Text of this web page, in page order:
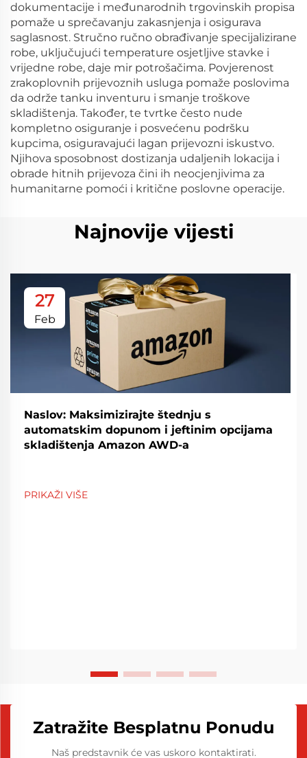
dokumentacije i međunarodnih trgovinskih propisa
pomaže u sprečavanju zakasnjenja i osigurava
saglasnost. Stručno ručno obrađivanje specijalizirane
robe, uključujući temperature osjetljive stavke i
vrijedne robe, daje mir potrošačima. Povjerenost
zrakoplovnih prijevoznih usluga pomaže poslovima
da održe tanku inventuru i smanje troškove
skladištenja. Također, te tvrtke često nude
kompletno osiguranje i posvećenu podršku
kupcima, osiguravajući lagan prijevozni iskustvo.
Njihova sposobnost dostizanja udaljenih lokacija i
obrade hitnih prijevoza čini ih neocjenjivima za
humanitarne pomoći i kritične poslovne operacije.
Najnovije vijesti
27
Feb
Naslov: Maksimizirajte štednju s
automatskim dopunom i jeftinim opcijama
skladištenja Amazon AWD-a
PRIKAŽI VIŠE
Zatražite Besplatnu Ponudu
Naš predstavnik će vas uskoro kontaktirati.